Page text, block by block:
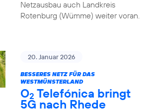
Netzausbau auch Landkreis
Rotenburg (Wümme) weiter voran.
20. Januar 2026
BESSERES NETZ FÜR DAS
WESTMÜNSTERLAND
O2 Telefónica bringt
5G nach Rhede